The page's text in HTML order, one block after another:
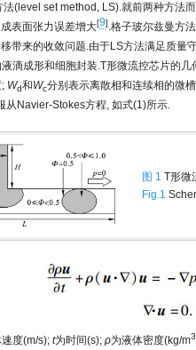
(level set method, LS).就前两种方法
表面张力误差增大[9].格子玻尔兹曼方
带来的收敛问题.由于LS方法满足质量
滴成形和细胞封装.T形微流控芯片的几
Wd和Wc分别表示离散相和连续相的微
从Navier-Stokes方程, 如式(1)所示.
图 1 T形微
Fig.1
度(m/s); t为时间(s); ρ为液体密度(kg/m3